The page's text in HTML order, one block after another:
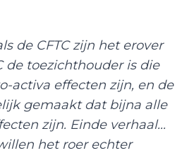
de CFTC zijn het erover
de toezichthouder is die
activa effecten zijn, en de
gemaakt dat bijna alle
zijn. Einde verhaal...
het roer echter